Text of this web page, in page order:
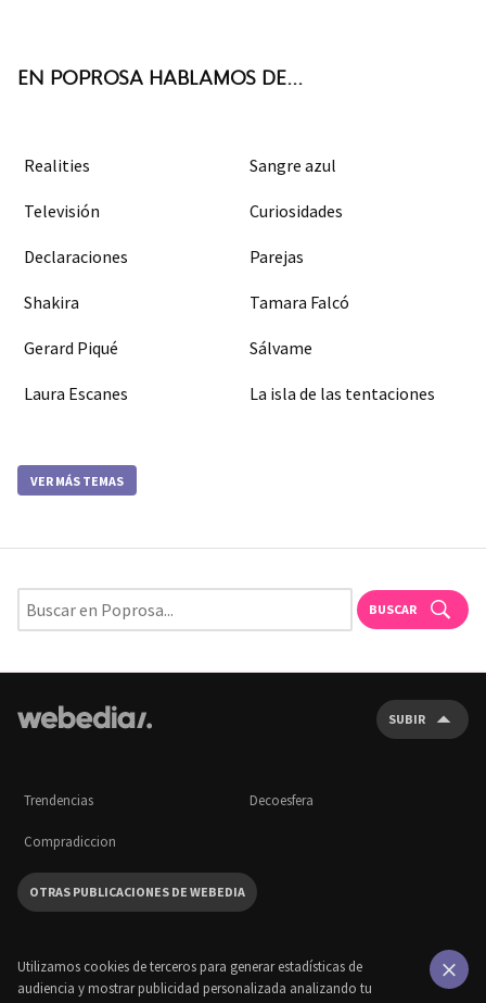
EN POPROSA HABLAMOS DE...
Realities Sangre azul
Televisión Curiosidades
Declaraciones Parejas
Shakira Tamara Falcó
Gerard Piqué Sálvame
Laura Escanes La isla de las tentaciones
VER MÁS TEMAS
BUSCAR
SUBIR
Trendencias Decoesfera
Compradiccion
OTRAS PUBLICACIONES DE WEBEDIA
Utilizamos cookies de terceros para generar estadísticas de
audiencia y mostrar publicidad personalizada analizando tu